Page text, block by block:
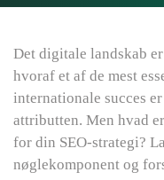
Det digitale landskab
hvoraf et af de mest
internationale succes
attributten. Men hvad er
for din SEO-strategi?
nøglekomponent og